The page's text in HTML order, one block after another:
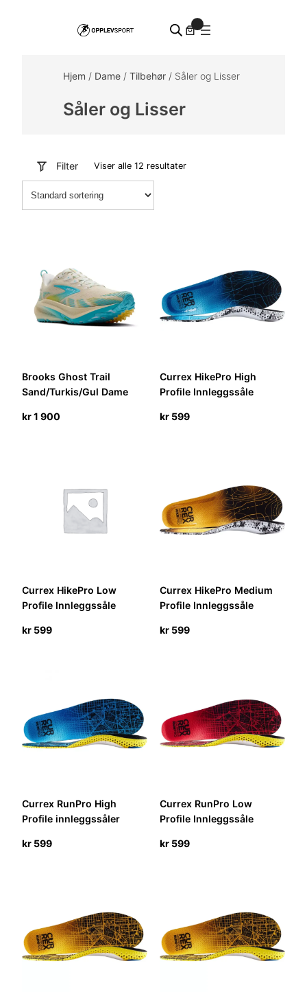
Hjem / Dame / Tilbehør / Såler og Lisser
Såler og Lisser
Filter Viser alle 12 resultater
Brooks Ghost Trail
Sand/Turkis/Gul Dame
kr1 900
Currex HikePro High
Profile Innleggssåle
kr599
Currex HikePro Low
Profile Innleggssåle
kr 599
Currex HikePro Medium
Profile Innleggssåle
kr599
Currex RunPro High
Profile innleggssåler
kr 599
Currex RunPro Low
Profile Innleggssåle
kr599